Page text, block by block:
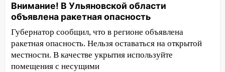
09:44 Ульяновские спасатели помогли
юному велосипедисту на улице
Чернышевского
08:21 В Заволжском районе украли два
велосипеда
Внимание! В Ульяновской области
объявлена ракетная опасность
Губернатор сообщил, что в регионе объявлена
ракетная опасность. Нельзя оставаться на открытой
местности. В качестве укрытия используйте
помещения с несущими